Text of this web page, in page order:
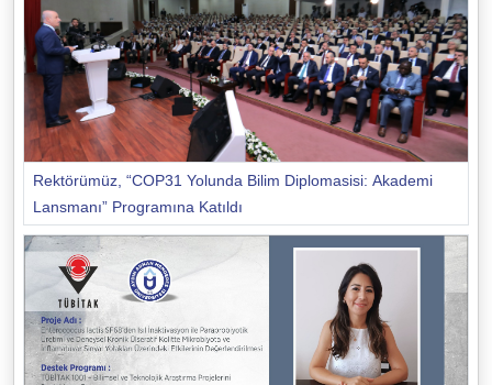
Rektörümüz, “COP31 Yolunda Bilim Diplomasisi: Akademi
Lansmanı” Programına Katıldı